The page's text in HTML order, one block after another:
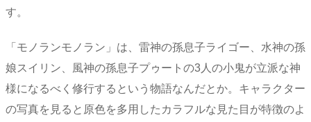
す。
「モノランモノラン」は、雷神の孫息子ライゴー、水神の孫
娘スイリン、風神の孫息子プゥートの3人の小鬼が立派な神
様になるべく修行するという物語なんだとか。キャラクター
の写真を見ると原色を多用したカラフルな見た目が特徴のよ